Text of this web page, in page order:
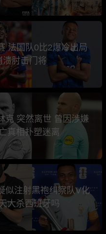
法国队0比2爆冷出局
肘击门将
克 突然离世 曾因涉嫌
真相扑塑迷离
似注射黑袍纠察队V化
大杀西班牙吗